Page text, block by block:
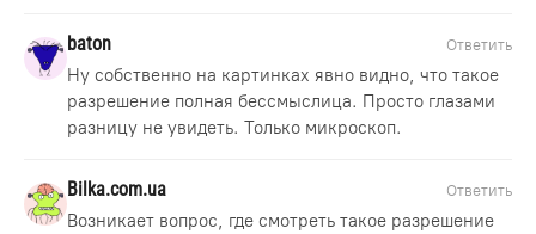
baton Ответить
Ну собственно на картинках явно видно, что такое
разрешение полная бессмыслица. Просто глазами
разницу не увидеть. Только микроскоп.
Bilka.com.ua Ответить
Возникает вопрос, где смотреть такое разрешение